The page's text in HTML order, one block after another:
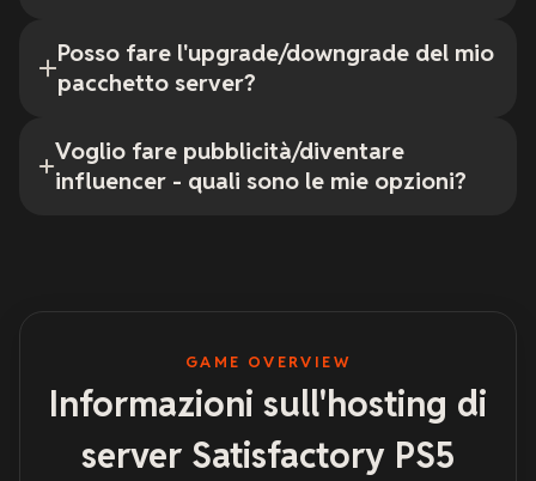
Posso fare l'upgrade/downgrade del mio
pacchetto server?
Voglio fare pubblicità/diventare
influencer - quali sono le mie opzioni?
GAME OVERVIEW
Informazioni sull'hosting di
server Satisfactory PS5